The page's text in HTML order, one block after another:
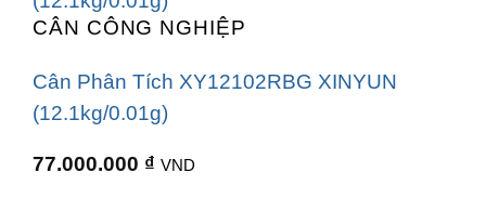
CÂN CÔNG NGHIỆP
Cân Phân Tích XY12102RBG XINYUN
(12.1kg/0.01g)
77.000.000 ₫ VND